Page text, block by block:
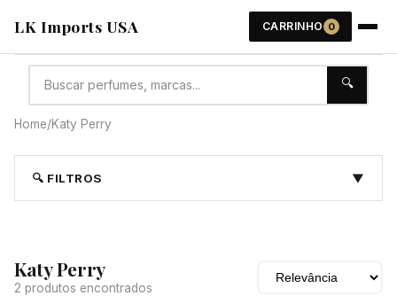
LK Imports USA CARRINHO 0
🔍
Home/Katy Perry
🔍 FILTROS ▼
Katy Perry
2 produtos encontrados